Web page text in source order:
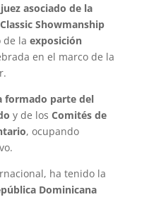
juez asociado de la
Showmanship
de la exposición
en el marco de la
formado parte del
y de los Comités de
, ocupando
ha tenido la
Dominicana